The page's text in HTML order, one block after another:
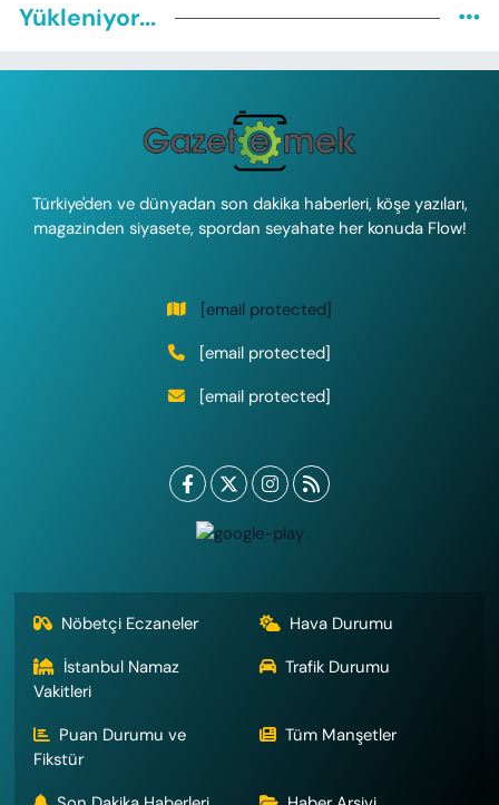
Yükleniyor...
Türkiye'den ve dünyadan son dakika haberleri, köşe yazıları,
magazinden siyasete, spordan seyahate her konuda Flow!
[email protected]
[email protected]
[email protected]
Nöbetçi Eczaneler
Hava Durumu
İstanbul Namaz
Vakitleri
Trafik Durumu
Puan Durumu ve
Fikstür
Tüm Manşetler